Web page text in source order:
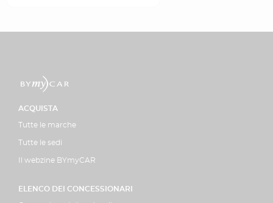
ACQUISTA
Tutte le marche
Tutte le sedi
Il webzine BYmyCAR
ELENCO DEI CONCESSIONARI